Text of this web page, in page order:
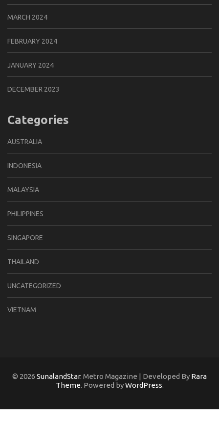
MARCH 2024
FEBRUARY 2024
JANUARY 2024
DECEMBER 2023
Categories
AUSTRALIA
INDONESIA
MALAYSIA
PHILIPPINES
SINGAPORE
THAILAND
UNCATEGORIZED
VIETNAM
© 2026 SunalandStar. Metro Magazine | Developed By Rara
Theme. Powered byWordPress.